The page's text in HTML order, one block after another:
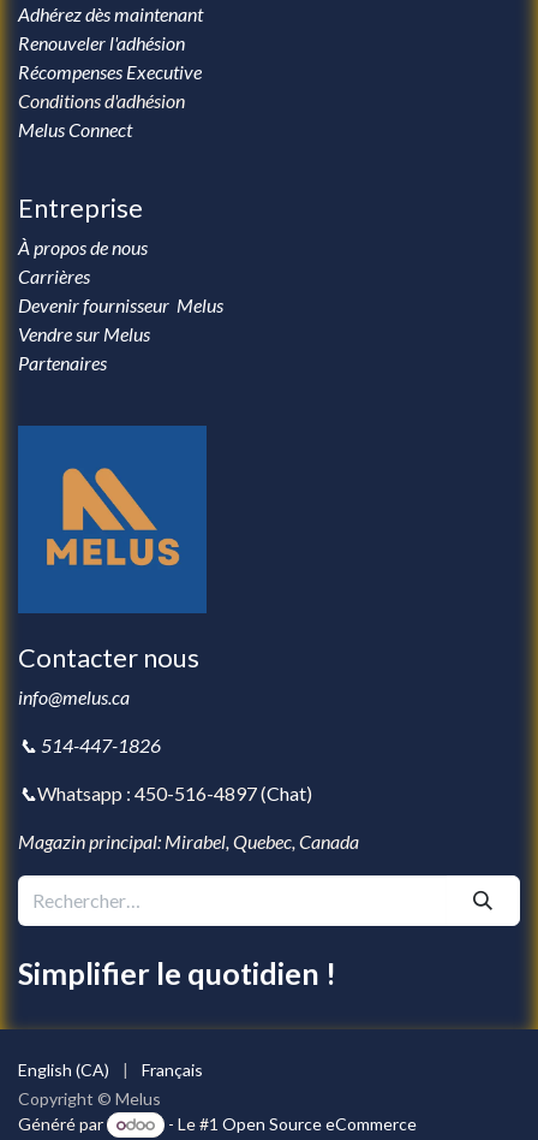
Adhérez dès maintenant
Renouveler l'adhésion
Récompenses Executive
Conditions d'adhésion
Melus Connect
Entreprise
À propos de nous
Carrières
Devenir fournisseur Melus
Vendre sur Melus
Partenaires
Contacter nous
info@melus.ca
📞 514-447-1826
📞Whatsapp : 450-516-4897 (Chat)
Magazin principal: Mirabel, Quebec, Canada
Simplifier le quotidien !
Copyright © Melus
English (CA) | Français
Généré par - Le #1Open Source eCommerce